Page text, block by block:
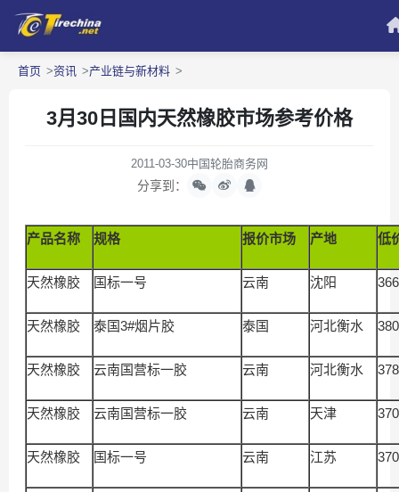
首页 资讯 产业链与新材料
3月30日国内天然橡胶市场参考价格
2011-03-30中国轮胎商务网
分享到：
产品名称 规格 报价市场 产地 低
天然橡胶 国标一号 云南 沈阳
天然橡胶 泰国3#烟片胶 泰国 河北衡水
天然橡胶 云南国营标一胶 云南 河北衡水
天然橡胶 云南国营标一胶 云南 天津
天然橡胶 国标一号 云南 江苏